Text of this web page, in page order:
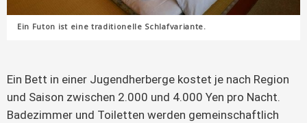
Ein Futon ist eine traditionelle Schlafvariante.
Ein Bett in einer Jugendherberge kostet je nach Region
und Saison zwischen 2.000 und 4.000 Yen pro Nacht.
Badezimmer und Toiletten werden gemeinschaftlich